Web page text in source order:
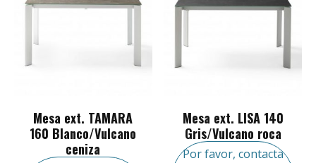
Mesa ext. TAMARA
160 Blanco/Vulcano
ceniza
Mesa ext. LISA 140
Gris/Vulcano roca
Por favor, contacta